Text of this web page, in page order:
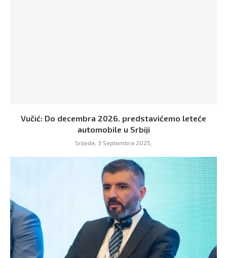
Vučić: Do decembra 2026. predstavićemo leteće
automobile u Srbiji
Srijeda, 3 Septembra 2025,